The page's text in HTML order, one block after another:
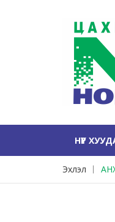
НҮҮР
Эхлэл